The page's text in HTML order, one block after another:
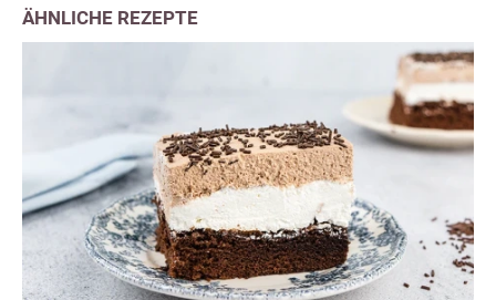
ÄHNLICHE REZEPTE